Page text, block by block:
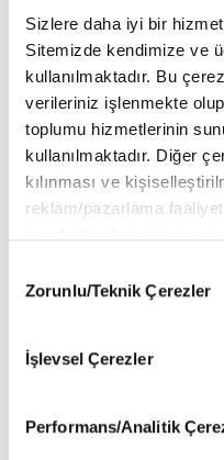
Sizlere daha iyi bir
Sitemizde kendimize ve
kullanılmaktadır. Bu
verileriniz işlenmekte
toplumu hizmetlerinin
kullanılmaktadır. Diğer
kılınması ve
reklam/pazarlama
vasıtasıyla
6698 sayılı Kişisel
okumak ve sitemizi
gerçekleştirilen veri
Selection
Zorunlu/Teknik Çerezler
İşlevsel Çerezler
Performans/Analitik
Resimleyen: Hülya Erdil
Grafik Tasarım:Burcu
Birinci Baskı: Şubat 2024
Sayfa Sayısı:24
Kitap Boyutları: 25 x 25